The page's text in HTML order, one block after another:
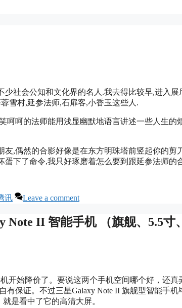
社会公知和文化界的名人.我去得比较早,进入
雪村,延参法师,石扉客,小香玉这些人.
呵呵的法师能用浅显幽默地语言讲述一些人生的
,偶然的合影好像是在东方明珠塔前竖起你的剪
下了命令,我只好琢磨着怎么要到跟延参法师的
讯 Leave a comment
II 智能手机 （旗舰、5.5寸
开始降价了。要说这两个手机空间哪个好，还真
有保证。不过三星Galaxy Note II 旗舰型智能手
是看中了它的高清大屏。